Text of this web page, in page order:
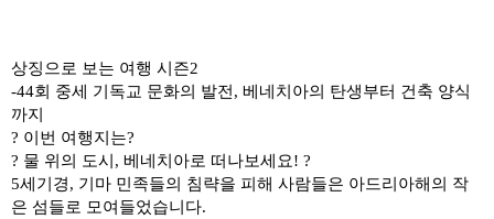
상징으로 보는 여행 시즌2
-44회 중세 기독교 문화의 발전 , 베네치아의 탄생부터 건축 양식
까지
? 이번 여행지는?
? 물 위의 도시 , 베네치아로 떠나보세요! ?
5세기경, 기마 민족들의 침략을 피해 사람들은 아드리아해의 작
은 섬들로 모여들었습니다.